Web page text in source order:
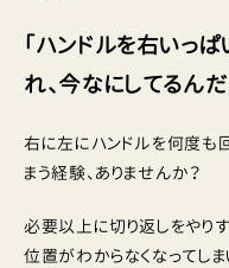
「ハンドルを右いっ
れ、今なにしてるん
右に左にハンドルを何度も
まう経験、ありませんか？
必要以上に切り返しをやり
位置がわからなくなってし